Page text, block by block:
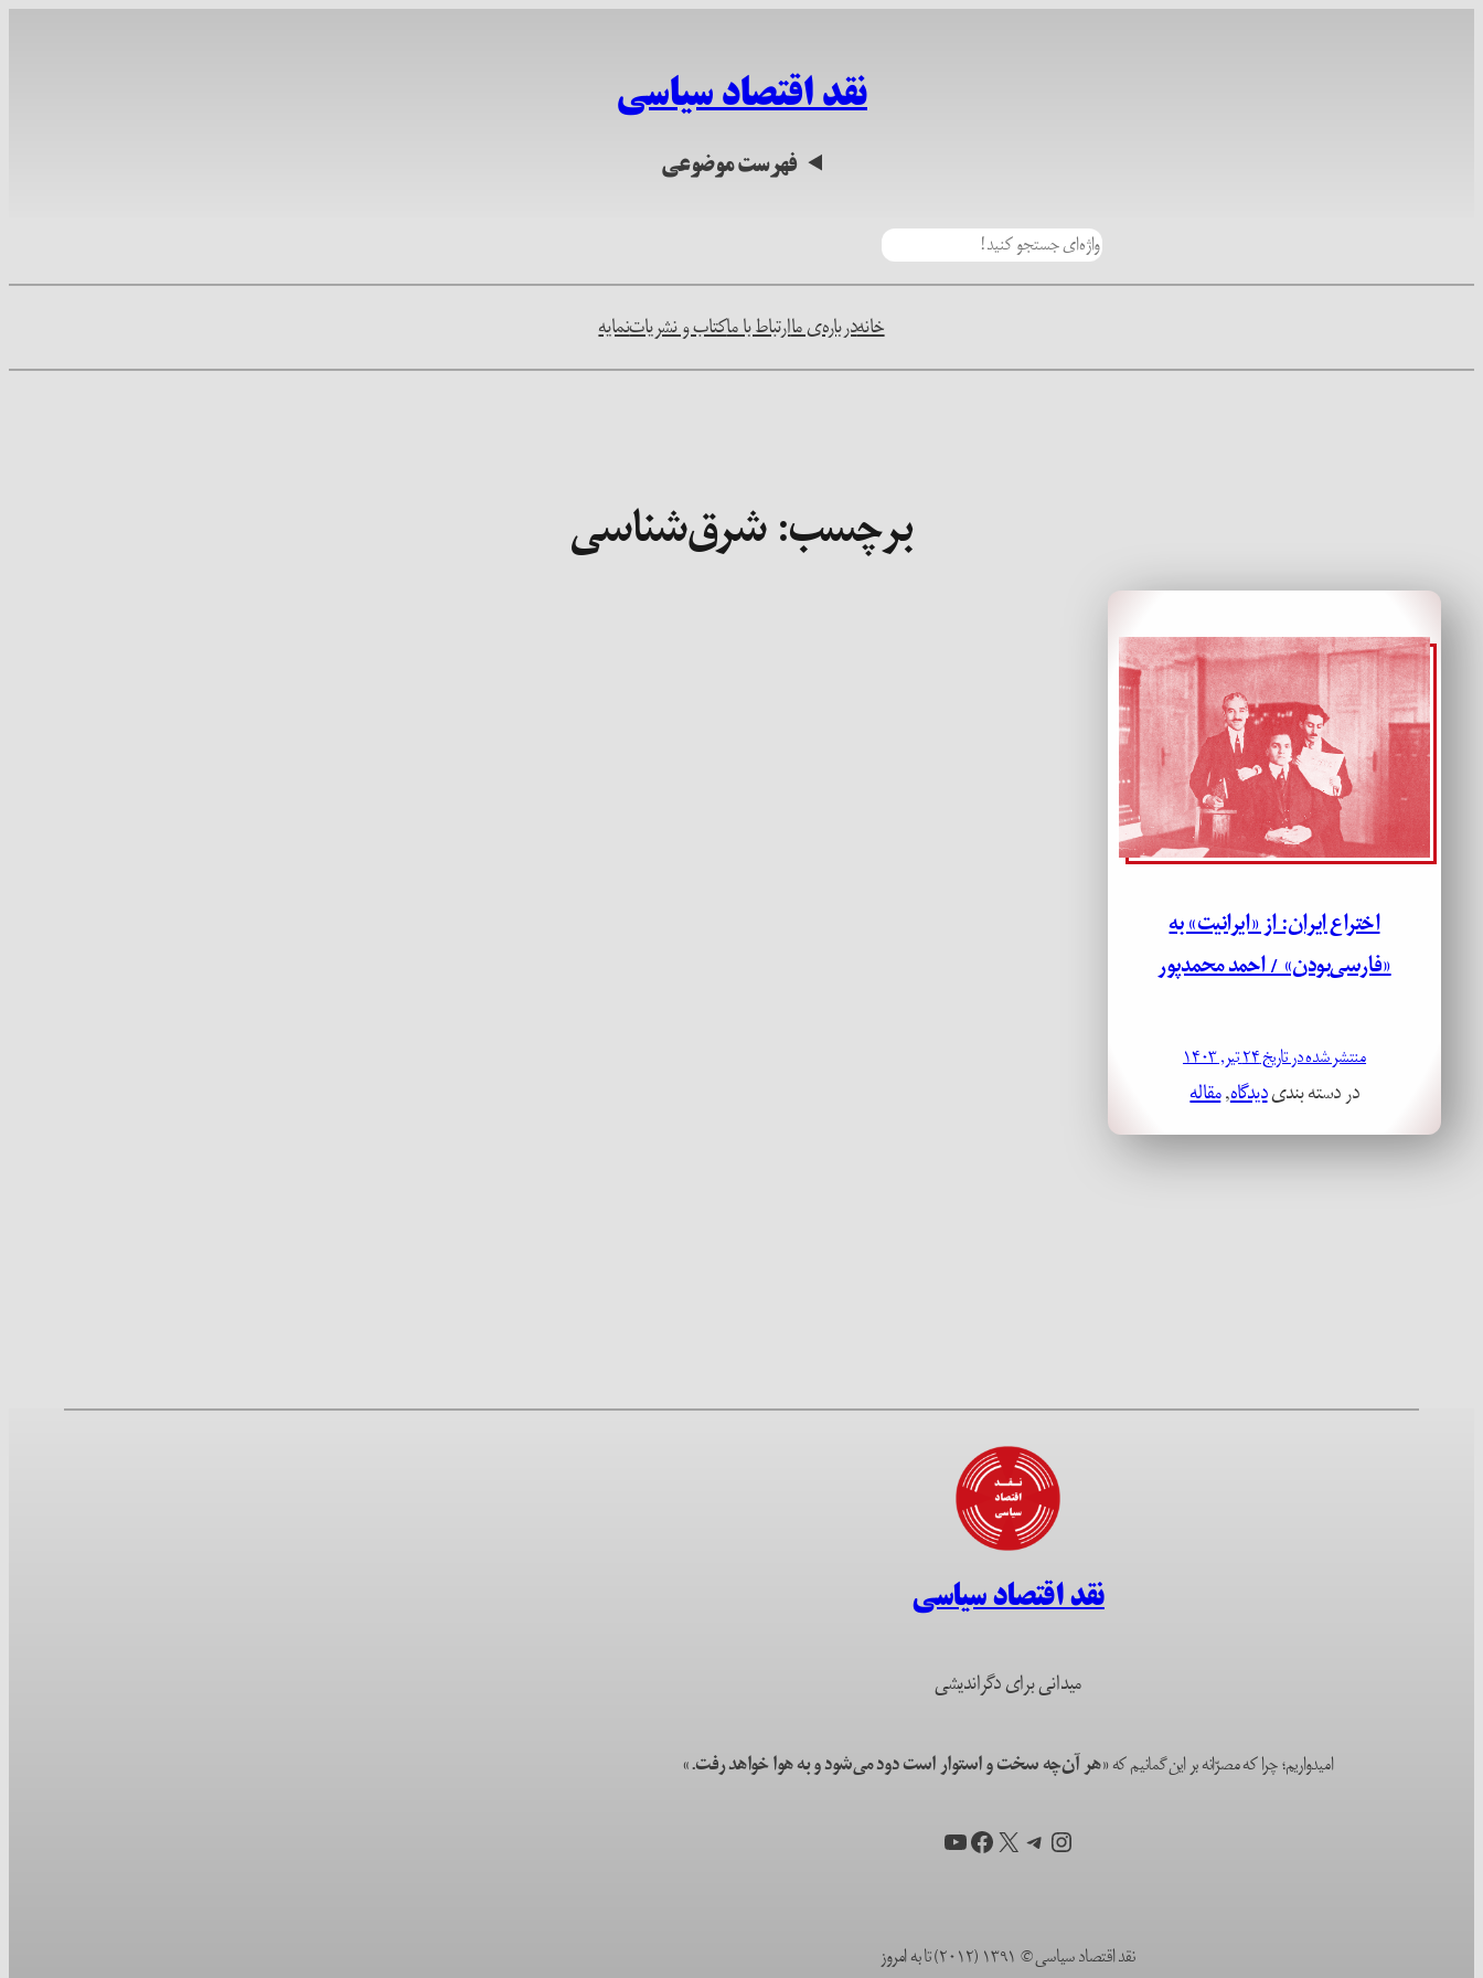
نقد اقتصاد سیاسی
فهرست موضوعی
خانهدرباره‌ی ماارتباط با ماکتاب و نشریاتنمایه
برچسب:شرق‌شناسی
اختراع ایران: از «ایرانیت» به
«فارسی‌بودن» / احمد محمدپور
منتشر شده در تاریخ ۲۴ تیر, ۱۴۰۳
در دسته بندیدیدگاه, مقاله
نقد اقتصاد سیاسی
میدانی برای دگراندیشی
امیدواریم؛ چرا که مصرّانه بر این گمانیم که«هر آن‌چه سخت و استوار است دود می‌شود و به هوا خواهد رفت.»
اینستاگرم
تلگرام
X فیس‌بوک
یوتیوب
نقد اقتصاد سیاسی © ۱۳۹۱ (۲۰۱۲) تا به امروز